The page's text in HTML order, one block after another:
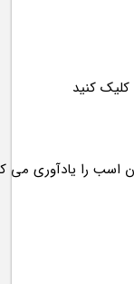
کلیک کنید